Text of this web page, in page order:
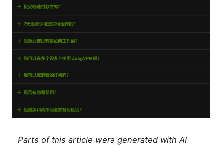
Parts of this article were generated with AI